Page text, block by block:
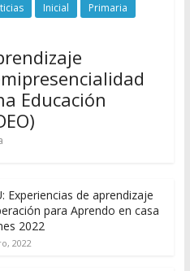
Inicial
Primaria
Educación
Experiencias de aprendizaje
para Aprendo en casa
2022
2022